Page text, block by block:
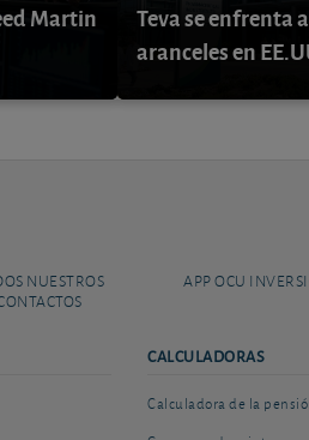
Martin
Teva se enfrenta
aranceles en
NUESTROS
APP OCU
CALCULADORAS
Calculadora de la